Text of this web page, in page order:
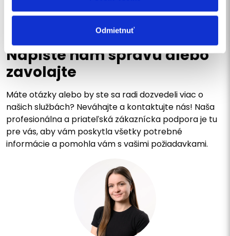
Odmietnuť
Napíšte nám správu alebo
zavolajte
Máte otázky alebo by ste sa radi dozvedeli viac o
našich službách? Neváhajte a kontaktujte nás! Naša
profesionálna a priateľská zákaznícka podpora je tu
pre vás, aby vám poskytla všetky potrebné
informácie a pomohla vám s vašimi požiadavkami.